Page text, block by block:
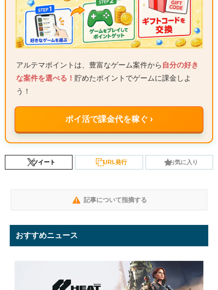
アルテマポイントは、豊富なゲーム案件から 自分の好き
な案件を選べる！ 貯めたポイントでゲームに課金しよ
う！
ポイ活で課金代を稼ぐ ›
ツイート URL発行 お気に入り
記事について指摘する
おすすめニュース